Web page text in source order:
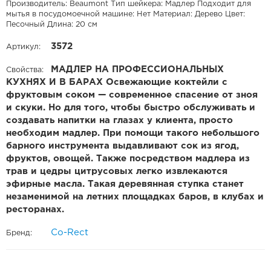
Производитель: Beaumont Тип шейкера: Мадлер Подходит для
мытья в посудомоечной машине: Нет Материал: Дерево Цвет:
Песочный Длина: 20 см
Артикул: 3572
Свойства:
МАДЛЕР НА ПРОФЕССИОНАЛЬНЫХ
КУХНЯХ И В БАРАХ Освежающие коктейли с
фруктовым соком — современное спасение от зноя
и скуки. Но для того, чтобы быстро обслуживать и
создавать напитки на глазах у клиента, просто
необходим мадлер. При помощи такого небольшого
барного инструмента выдавливают сок из ягод,
фруктов, овощей. Также посредством мадлера из
трав и цедры цитрусовых легко извлекаются
эфирные масла. Такая деревянная ступка станет
незаменимой на летних площадках баров, в клубах и
ресторанах.
Бренд: Co-Rect